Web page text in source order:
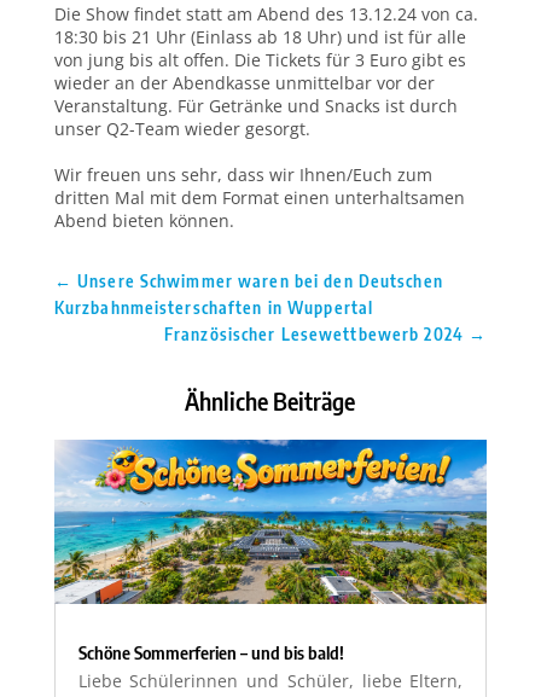
Die Show findet statt am Abend des 13.12.24 von ca.
18:30 bis 21 Uhr (Einlass ab 18 Uhr) und ist für alle
von jung bis alt offen. Die Tickets für 3 Euro gibt es
wieder an der Abendkasse unmittelbar vor der
Veranstaltung. Für Getränke und Snacks ist durch
unser Q2-Team wieder gesorgt.
Wir freuen uns sehr, dass wir Ihnen/Euch zum
dritten Mal mit dem Format einen unterhaltsamen
Abend bieten können.
←Unsere Schwimmer waren bei den Deutschen
Kurzbahnmeisterschaften in Wuppertal
Französischer Lesewettbewerb 2024 →
Ähnliche Beiträge
Schöne Sommerferien – und bis bald!
Liebe Schülerinnen und Schüler, liebe Eltern,